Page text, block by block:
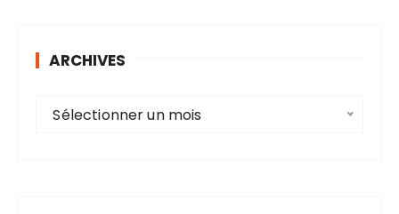
ARCHIVES
Sélectionner un mois